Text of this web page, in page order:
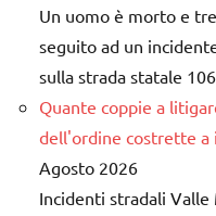
Un uomo è morto e
seguito ad un
sulla strada statale
Quante coppie a
dell'ordine costrette a
Agosto 2026
Incidenti stradali